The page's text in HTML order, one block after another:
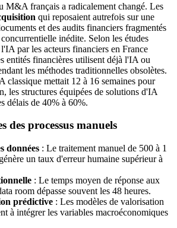
M&A français a radicalement changé. Les
qui reposaient autrefois sur une
et des audits financiers fragmentés
inédite. Selon les études
par les acteurs financiers en France
entités financières utilisent déjà l'IA ou
les méthodes traditionnelles obsolètes.
classique mettait 12 à 16 semaines pour
les structures équipées de solutions d'IA
délais de 40% à 60%.
des processus manuels
données : Le traitement manuel de 500 à 1
un taux d'erreur humaine supérieur à
: Le temps moyen de réponse aux
room dépasse souvent les 48 heures.
prédictive : Les modèles de valorisation
à intégrer les variables macroéconomiques